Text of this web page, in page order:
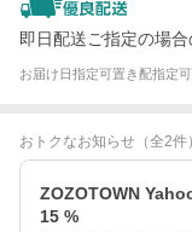
即日配送ご指定の場
お届け日指定可置き配指定可
おトクなお知らせ （全2件）
ZOZOTOWN
15 %